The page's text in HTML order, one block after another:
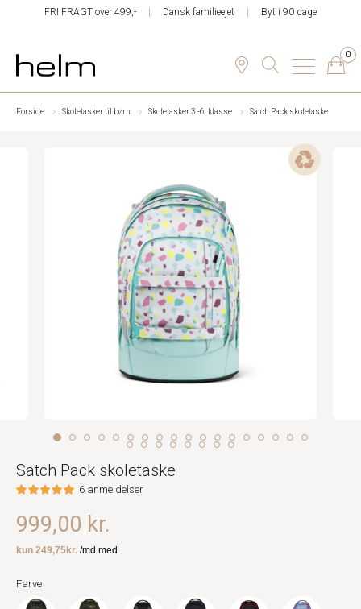
FRI FRAGT over 499,- Dansk familieejet Byt i 90 dage
0
Forside Skoletasker til børn Skoletasker 3.-6. klasse Satch Pack skoletaske
Satch Pack skoletaske
6 anmeldelser
999,00 kr.
Farve